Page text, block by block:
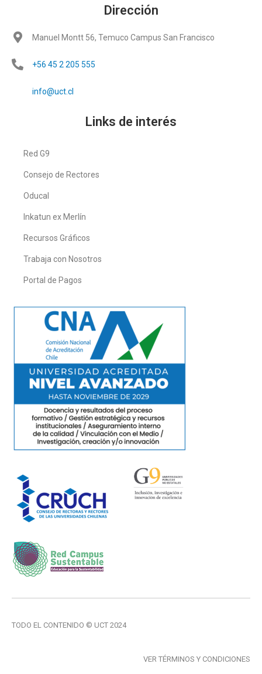
Dirección
Manuel Montt 56, Temuco Campus San Francisco
+56 45 2 205 555
info@uct.cl
Links de interés
Red G9
Consejo de Rectores
Oducal
Inkatun ex Merlín
Recursos Gráficos
Trabaja con Nosotros
Portal de Pagos
TODO EL CONTENIDO © UCT 2024
VER TÉRMINOS Y CONDICIONES